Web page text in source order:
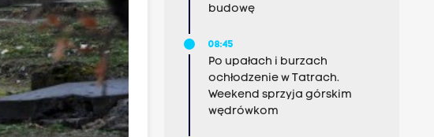
budowę
08:45
Po upałach i burzach
ochłodzenie w Tatrach.
Weekend sprzyja górskim
wędrówkom